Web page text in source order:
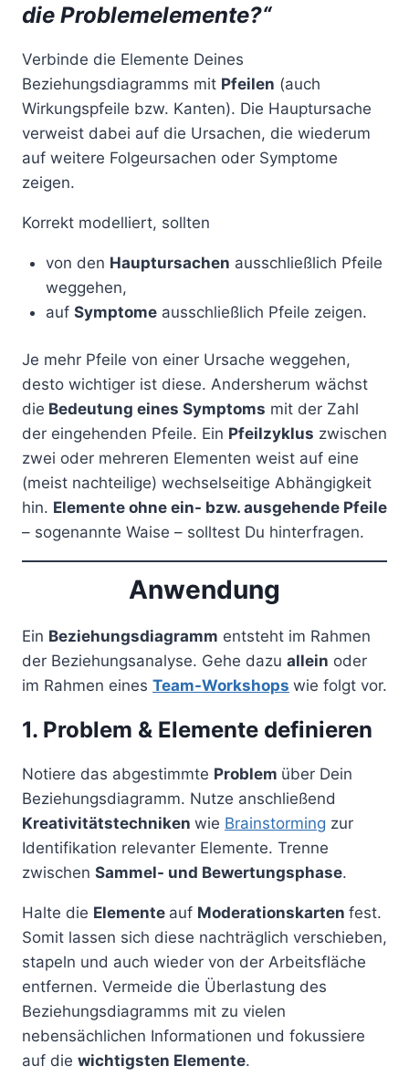
die Problemelemente?“
Verbinde die Elemente Deines
Beziehungsdiagramms mit Pfeilen (auch
Wirkungspfeile bzw. Kanten). Die Hauptursache
verweist dabei auf die Ursachen, die wiederum
auf weitere Folgeursachen oder Symptome
zeigen.
Korrekt modelliert, sollten
von den Hauptursachen ausschließlich Pfeile
weggehen,
auf Symptomeausschließlich Pfeile zeigen.
Je mehr Pfeile von einer Ursache weggehen,
desto wichtiger ist diese. Andersherum wächst
die Bedeutung eines Symptoms mit der Zahl
der eingehenden Pfeile. Ein Pfeilzyklus zwischen
zwei oder mehreren Elementen weist auf eine
(meist nachteilige) wechselseitige Abhängigkeit
hin. Elemente ohne ein- bzw. ausgehende Pfeile
– sogenannte Waise – solltest Du hinterfragen.
Anwendung
Ein Beziehungsdiagramm entsteht im Rahmen
der Beziehungsanalyse. Gehe dazu allein oder
im Rahmen eines Team-Workshops wie folgt vor.
1. Problem & Elemente definieren
Notiere das abgestimmte Problem über Dein
Beziehungsdiagramm. Nutze anschließend
Kreativitätstechniken wie Brainstorming zur
Identifikation relevanter Elemente. Trenne
zwischen Sammel- und Bewertungsphase.
Halte die Elemente auf Moderationskarten fest.
Somit lassen sich diese nachträglich verschieben,
stapeln und auch wieder von der Arbeitsfläche
entfernen. Vermeide die Überlastung des
Beziehungsdiagramms mit zu vielen
nebensächlichen Informationen und fokussiere
auf die wichtigsten Elemente.